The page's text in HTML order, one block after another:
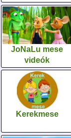
JoNaLu mese
videók
Kerekmese